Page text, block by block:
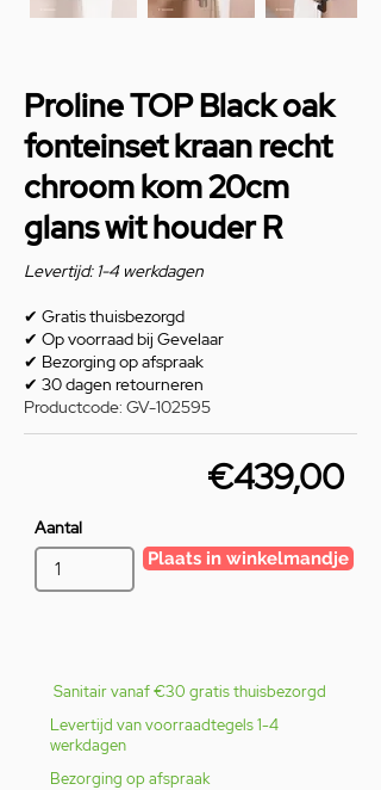
Proline TOP Black oak
fonteinset kraan recht
chroom kom 20cm
glans wit houder R
Levertijd: 1-4 werkdagen
✔ Gratis thuisbezorgd
✔ Op voorraad bij Gevelaar
✔ Bezorging op afspraak
✔ 30 dagen retourneren
Productcode: GV-102595
€439,00
Aantal
Plaats in winkelmandje
Sanitair vanaf €30 gratis thuisbezorgd
Levertijd van voorraadtegels 1-4
werkdagen
Bezorging op afspraak